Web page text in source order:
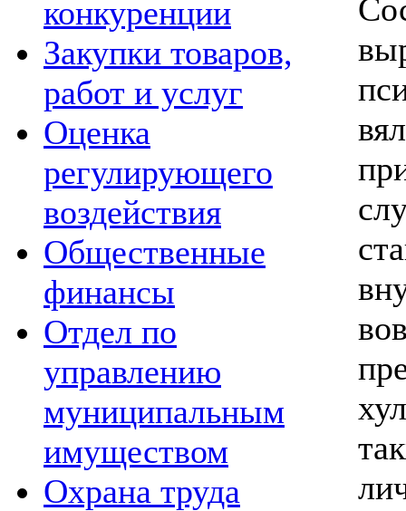
конкуренции
Закупки товаров,
работ и услуг
Оценка
регулирующего
воздействия
Общественные
финансы
Отдел по
управлению
муниципальным
имуществом
Охрана труда